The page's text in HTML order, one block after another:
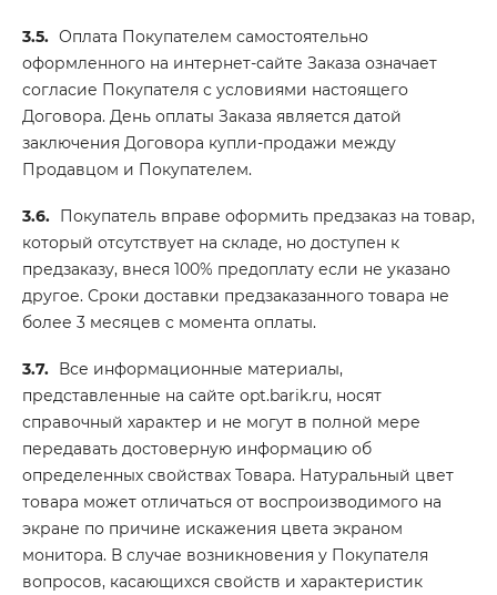
3.5. Оплата Покупателем самостоятельно
оформленного на интернет-сайте Заказа означает
согласие Покупателя с условиями настоящего
Договора. День оплаты Заказа является датой
заключения Договора купли-продажи между
Продавцом и Покупателем.
3.6. Покупатель вправе оформить предзаказ на товар,
который отсутствует на складе, но доступен к
предзаказу, внеся 100% предоплату если не указано
другое. Сроки доставки предзаказанного товара не
более 3 месяцев с момента оплаты.
3.7. Все информационные материалы,
представленные на сайте opt.barik.ru, носят
справочный характер и не могут в полной мере
передавать достоверную информацию об
определенных свойствах Товара. Натуральный цвет
товара может отличаться от воспроизводимого на
экране по причине искажения цвета экраном
монитора. В случае возникновения у Покупателя
вопросов, касающихся свойств и характеристик